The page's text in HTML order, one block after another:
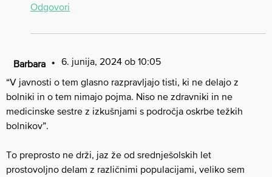
Odgovori
Barbara
6. junija, 2024 ob 10:05
“V javnosti o tem glasno razpravljajo tisti, ki ne delajo z
bolniki in o tem nimajo pojma. Niso ne zdravniki in ne
medicinske sestre z izkušnjami s področja oskrbe težkih
bolnikov”.
To preprosto ne drži, jaz že od srednješolskih let
prostovoljno delam z različnimi populacijami, veliko sem